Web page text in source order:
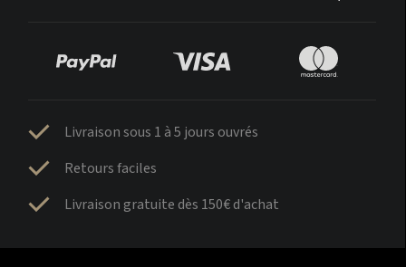
Livraison sous 1 à 5 jours ouvrés
Retours faciles
Livraison gratuite dès 150€ d'achat